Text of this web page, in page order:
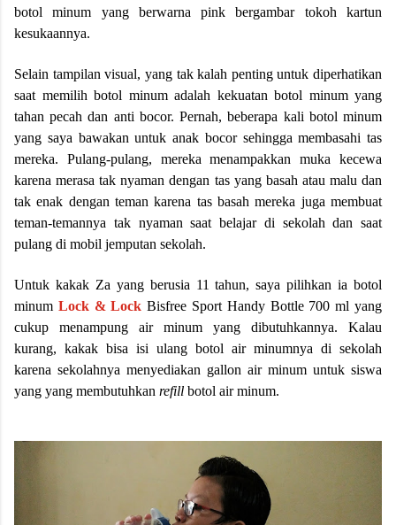
botol minum yang berwarna pink bergambar tokoh kartun
kesukaannya.
Selain tampilan visual, yang tak kalah penting untuk diperhatikan
saat memilih botol minum adalah kekuatan botol minum yang
tahan pecah dan anti bocor. Pernah, beberapa kali botol minum
yang saya bawakan untuk anak bocor sehingga membasahi tas
mereka. Pulang-pulang, mereka menampakkan muka kecewa
karena merasa tak nyaman dengan tas yang basah atau malu dan
tak enak dengan teman karena tas basah mereka juga membuat
teman-temannya tak nyaman saat belajar di sekolah dan saat
pulang di mobil jemputan sekolah.
Untuk kakak Za yang berusia 11 tahun, saya pilihkan ia botol
minum Lock & Lock Bisfree Sport Handy Bottle 700 ml yang
cukup menampung air minum yang dibutuhkannya. Kalau
kurang, kakak bisa isi ulang botol air minumnya di sekolah
karena sekolahnya menyediakan gallon air minum untuk siswa
yang yang membutuhkan refill botol air minum.